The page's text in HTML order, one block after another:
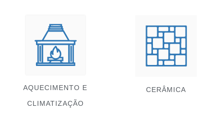
AQUECIMENTO E
CLIMATIZAÇÃO
CERÂMICA